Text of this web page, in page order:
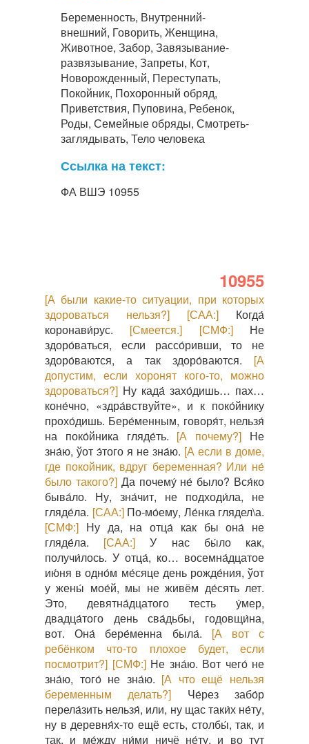
Беременность, Внутренний-
внешний, Говорить, Женщина,
Животное, Забор, Завязывание-
развязывание, Запреты, Кот,
Новорожденный, Переступать,
Покойник, Похоронный обряд,
Приветствия, Пуповина, Ребенок,
Роды, Семейные обряды, Смотреть-
заглядывать, Тело человека
Ссылка на текст:
ФА ВШЭ 10955
10955
[А были какие-то ситуации, при которых
здороваться нельзя?]
[САА:] Когда́
коронави́рус. [Смеется.] [СМФ:]Не
здоро́ваться, если рассо́ривши, то не
здоро́ваются, а так здоро́ваются. [А
допустим, если хоронят кого-то, можно
здороваться?] Ну када́ захо́дишь… пах…
коне́чно, «здра́вствуйте», и к поко́йнику
прохо́дишь. Бере́менным, говоря́т, нельзя́
на поко́йника гляде́ть. [А почему?] Не
зна́ю, ўот э́того я не зна́ю. [А если в доме,
где покойник, вдруг беременная? Или не́
было такого?]Да почему́ не́ было? Вся́ко
быва́ло. Ну, зна́чит, не подходи́ла, не
гляде́ла. [САА:]По-мо́ему, Ле́нка глядел\а.
[СМФ:] Ну да, на отца́ как бы она́ не
гляде́ла. [САА:] У нас бы́ло как,
получи́лось. У отца́, ко… восемна́дцатое
ию́ня в одно́м ме́сяце день рожде́ния, ўот
у жены́ мое́й, мы не живём де́сять лет.
Это, девятна́дцатого тесть у́мер,
двадца́того день сва́дьбы, годовщи́на,
вот. Она́ бере́менна была́. [А вот с
ребёнком что-то плохое будет, если
посмотрит?] [СМФ:]Не зна́ю. Вот чего́ не
зна́ю, того́ не зна́ю. [А что ещё нельзя
беременным делать?] Че́рез забо́р
перела́зить нельзя́, или, ну щас таки́х не́ту,
ну в деревня́х-то ещё есть, столбы́, так, и
так, и ме́жду ни́ми ничё не́ту, и во тут